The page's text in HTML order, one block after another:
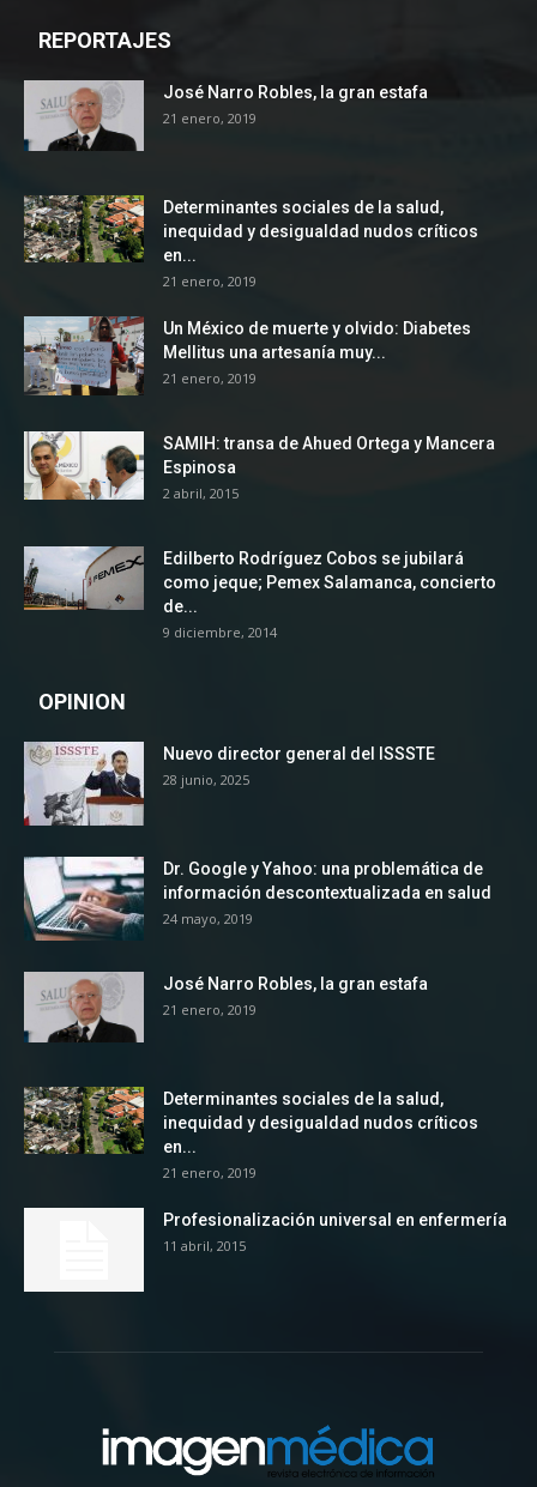
REPORTAJES
José Narro Robles, la gran estafa
21 enero, 2019
Determinantes sociales de la salud,
inequidad y desigualdad nudos críticos
en...
21 enero, 2019
Un México de muerte y olvido: Diabetes
Mellitus una artesanía muy...
21 enero, 2019
SAMIH: transa de Ahued Ortega y Mancera
Espinosa
2 abril, 2015
Edilberto Rodríguez Cobos se jubilará
como jeque; Pemex Salamanca, concierto
de...
9 diciembre, 2014
OPINION
Nuevo director general del ISSSTE
28 junio, 2025
Dr. Google y Yahoo: una problemática de
información descontextualizada en salud
24 mayo, 2019
José Narro Robles, la gran estafa
21 enero, 2019
Determinantes sociales de la salud,
inequidad y desigualdad nudos críticos
en...
21 enero, 2019
Profesionalización universal en enfermería
11 abril, 2015